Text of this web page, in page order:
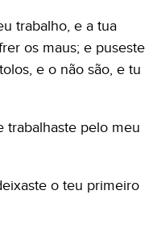
trabalho, e a tua
os maus; e puseste
e o não são, e tu
trabalhaste pelo meu
o teu primeiro